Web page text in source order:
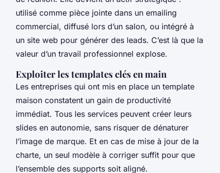
utilisé comme pièce jointe dans un emailing
commercial, diffusé lors d’un salon, ou intégré à
un site web pour générer des leads. C’est là que la
valeur d’un travail professionnel explose.
Exploiter les templates clés en main
Les entreprises qui ont mis en place un template
maison constatent un gain de productivité
immédiat. Tous les services peuvent créer leurs
slides en autonomie, sans risquer de dénaturer
l’image de marque. Et en cas de mise à jour de la
charte, un seul modèle à corriger suffit pour que
l’ensemble des supports soit aligné.